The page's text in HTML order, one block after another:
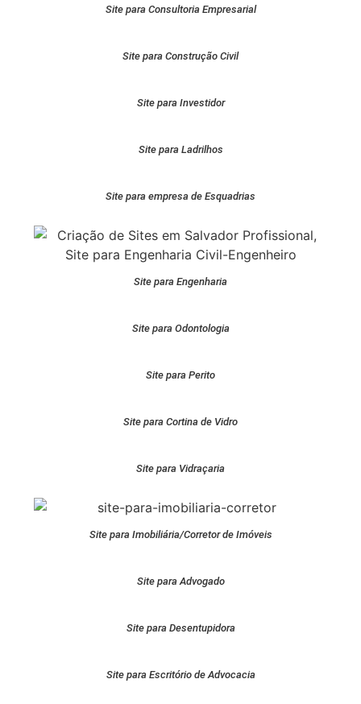
Site para Consultoria Empresarial
Site para Construção Civil
Site para Investidor
Site para Ladrilhos
Site para empresa de Esquadrias
Site para Engenharia
Site para Odontologia
Site para Perito
Site para Cortina de Vidro
Site para Vidraçaria
Site para Imobiliária/Corretor de Imóveis
Site para Advogado
Site para Desentupidora
Site para Escritório de Advocacia